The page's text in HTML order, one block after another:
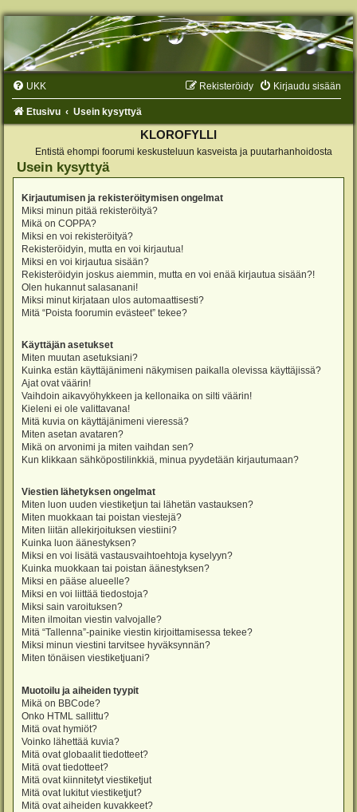
UKK Kirjaudu sisään
Rekisteröidy
Etusivu Usein kysyttyä
KLOROFYLLI
Entistä ehompi foorumi keskusteluun kasveista ja puutarhanhoidosta
Usein kysyttyä
Kirjautumisen ja rekisteröitymisen ongelmat
Miksi minun pitää rekisteröityä?
Mikä on COPPA?
Miksi en voi rekisteröityä?
Rekisteröidyin, mutta en voi kirjautua!
Miksi en voi kirjautua sisään?
Rekisteröidyin joskus aiemmin, mutta en voi enää kirjautua sisään?!
Olen hukannut salasanani!
Miksi minut kirjataan ulos automaattisesti?
Mitä “Poista foorumin evästeet” tekee?
Käyttäjän asetukset
Miten muutan asetuksiani?
Kuinka estän käyttäjänimeni näkymisen paikalla olevissa käyttäjissä?
Ajat ovat väärin!
Vaihdoin aikavyöhykkeen ja kellonaika on silti väärin!
Kieleni ei ole valittavana!
Mitä kuvia on käyttäjänimeni vieressä?
Miten asetan avataren?
Mikä on arvonimi ja miten vaihdan sen?
Kun klikkaan sähköpostilinkkiä, minua pyydetään kirjautumaan?
Viestien lähetyksen ongelmat
Miten luon uuden viestiketjun tai lähetän vastauksen?
Miten muokkaan tai poistan viestejä?
Miten liitän allekirjoituksen viestiini?
Kuinka luon äänestyksen?
Miksi en voi lisätä vastausvaihtoehtoja kyselyyn?
Kuinka muokkaan tai poistan äänestyksen?
Miksi en pääse alueelle?
Miksi en voi liittää tiedostoja?
Miksi sain varoituksen?
Miten ilmoitan viestin valvojalle?
Mitä “Tallenna”-painike viestin kirjoittamisessa tekee?
Miksi minun viestini tarvitsee hyväksynnän?
Miten tönäisen viestiketjuani?
Muotoilu ja aiheiden tyypit
Mikä on BBCode?
Onko HTML sallittu?
Mitä ovat hymiöt?
Voinko lähettää kuvia?
Mitä ovat globaalit tiedotteet?
Mitä ovat tiedotteet?
Mitä ovat kiinnitetyt viestiketjut
Mitä ovat lukitut viestiketjut?
Mitä ovat aiheiden kuvakkeet?